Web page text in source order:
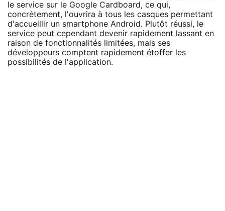
le service sur le Google Cardboard, ce qui,
concrètement, l'ouvrira à tous les casques permettant
d'accueillir un smartphone Android. Plutôt réussi, le
service peut cependant devenir rapidement lassant en
raison de fonctionnalités limitées, mais ses
développeurs comptent rapidement étoffer les
possibilités de l'application.